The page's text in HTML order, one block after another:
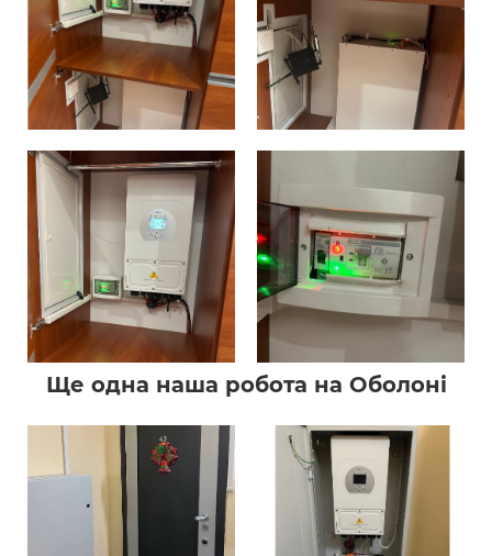
Ще одна наша робота на Оболоні